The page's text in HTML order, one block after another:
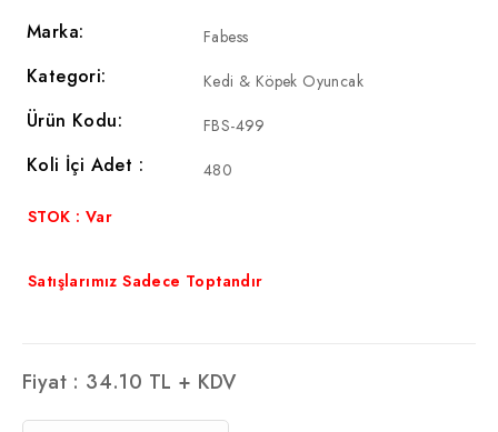
Marka: Fabess
Kategori: Kedi & Köpek Oyuncak
Ürün Kodu: FBS-499
Koli İçi Adet : 480
STOK : Var
Satışlarımız Sadece Toptandır
Fiyat : 34.10 TL + KDV